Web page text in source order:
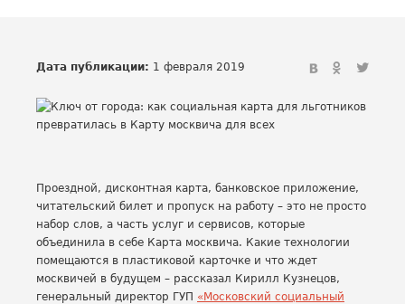
Дата публикации: 1 февраля 2019
Проездной, дисконтная карта, банковское приложение,
читательский билет и пропуск на работу – это не просто
набор слов, а часть услуг и сервисов, которые
объединила в себе Карта москвича. Какие технологии
помещаются в пластиковой карточке и что ждет
москвичей в будущем – рассказал Кирилл Кузнецов,
генеральный директор ГУП «Московский социальный